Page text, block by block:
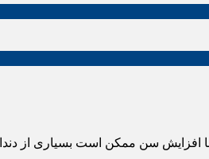
با افزایش سن ممکن است بسیاری از